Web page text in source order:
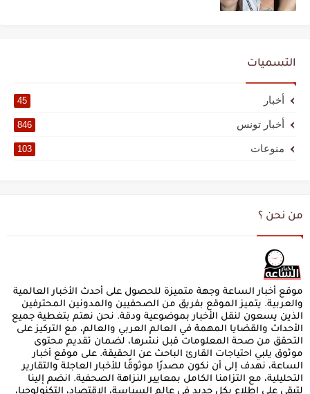
التسميات
أخبار 45
أخبار تونس 846
منوعات 103
من نحن ؟
موقع أخبار الساعة وجهة متميزة للحصول على أحدث الأخبار العالمية
والعربية. يتميز الموقع بفريق من الصحفيين والمدونين المحترفين
الذين يسعون لنقل الأخبار بموضوعية ودقة. نحن نهتم بتغطية جميع
الأحداث والقضايا المهمة في العالم العربي والعالم، مع التركيز على
التحقق من صحة المعلومات قبل نشرها، لضمان تقديم محتوى
موثوق يلبي احتياجات القارئ الباحث عن الحقيقة. على موقع أخبار
الساعة، نهدف إلى أن نكون مصدرًا موثوقًا للأخبار العاجلة والتقارير
التحليلية، مع التزامنا الكامل بمعايير النزاهة الصحفية. انضم إلينا
لتبقى على اطلاع بكل جديد في عالم السياسة، الاقتصاد، التكنولوجيا،